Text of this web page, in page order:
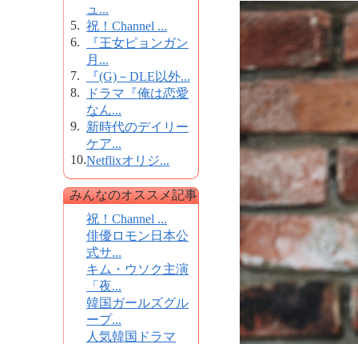
ュ...
5. 祝！Channel ...
6.
『王女ピョンガン
月...
7.
『(G)－DLE以外...
8.
ドラマ『俺は恋愛
なん...
9. 新時代のデイリー
ケア...
10.Netflixオリジ...
みんなのオススメ記事
祝！Channel ...
俳優ロモン日本公
式サ...
キム・ウソク主演
「夜...
韓国ガールズグル
ープ...
人気韓国ドラマ